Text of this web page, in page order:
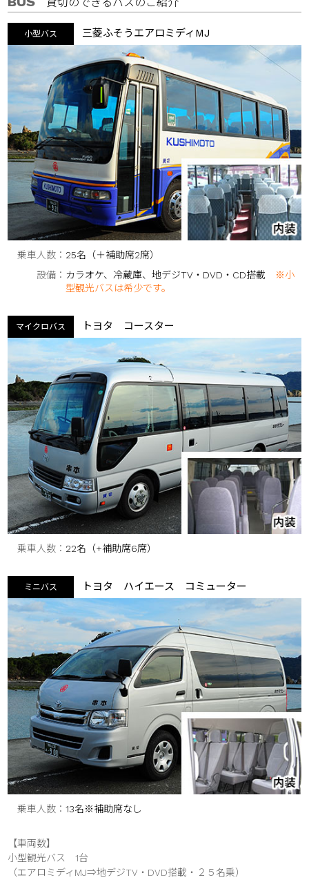
小型バス 三菱ふそうエアロミディMJ
乗車人数
25名（＋補助席2席）
設備
カラオケ、冷蔵庫、地デジTV・DVD・CD搭載
※小
型観光バスは希少です。
マイクロバス トヨタ コースター
乗車人数 22名（+補助席6席）
ミニバス トヨタ ハイエース コミューター
乗車人数 13名※補助席なし
【車両数】
小型観光バス 1台
（エアロミディMJ⇒地デジTV・DVD搭載・２５名乗）